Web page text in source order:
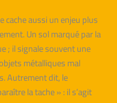
aussi un enjeu plus
Un sol marqué par la
; il signale souvent une
métalliques mal
Autrement dit, le
la tache » : il s’agit